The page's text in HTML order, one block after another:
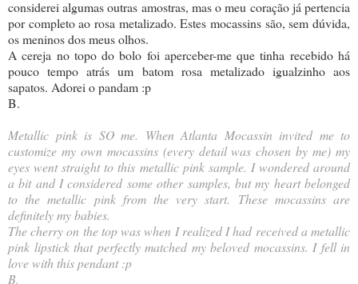
considerei algumas outras amostras, mas o meu coração já pertencia
por completo ao rosa metalizado. Estes mocassins são, sem dúvida,
os meninos dos meus olhos.
A cereja no topo do bolo foi aperceber-me que tinha recebido há
pouco tempo atrás um batom rosa metalizado igualzinho aos
sapatos. Adorei o pandam :p
B.
Metallic pink is SO me. When Atlanta Mocassin invited me to
customize my own mocassins (every detail was chosen by me) my
eyes went straight to this metallic pink sample. I wondered around
a bit and I considered some other samples, but my heart belonged
to the metallic pink from the very start. These mocassins are
definitely my babies.
The cherry on the top was when I realized I had received a metallic
pink lipstick that perfectly matched my beloved mocassins. I fell in
love with this pendant :p
B.